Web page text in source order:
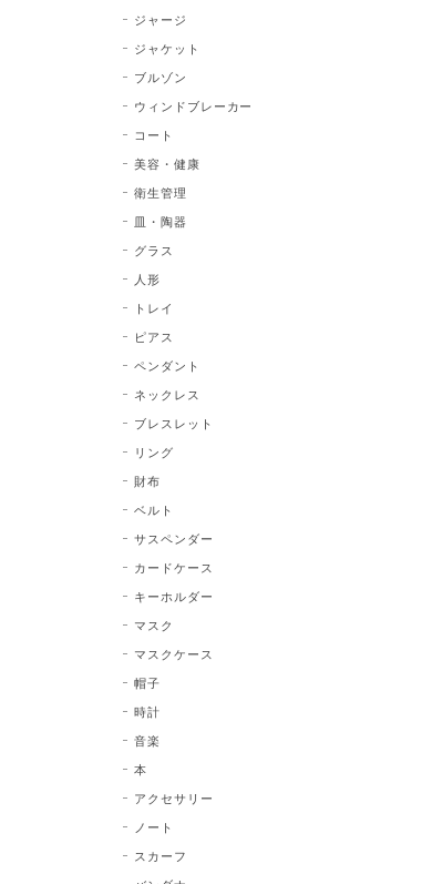
ジャージ
ジャケット
ブルゾン
ウィンドブレーカー
コート
美容・健康
衛生管理
皿・陶器
グラス
人形
トレイ
ピアス
ペンダント
ネックレス
ブレスレット
リング
財布
ベルト
サスペンダー
カードケース
キーホルダー
マスク
マスクケース
帽子
時計
音楽
本
アクセサリー
ノート
スカーフ